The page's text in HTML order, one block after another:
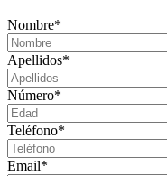
Nombre*
Apellidos*
Número*
Teléfono*
Email*